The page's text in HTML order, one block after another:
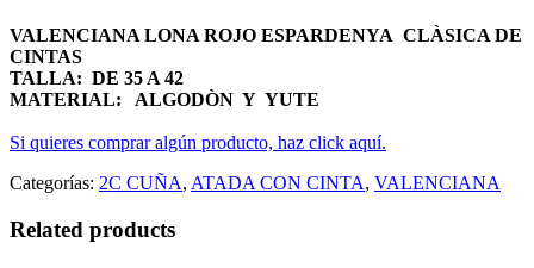
VALENCIANA LONA ROJO ESPARDENYA CLÀSICA DE
CINTAS
TALLA: DE 35 A 42
MATERIAL: ALGODÒN Y YUTE
Si quieres comprar algún producto, haz click aquí.
Categorías: 2C CUÑA, ATADA CON CINTA, VALENCIANA
Related products